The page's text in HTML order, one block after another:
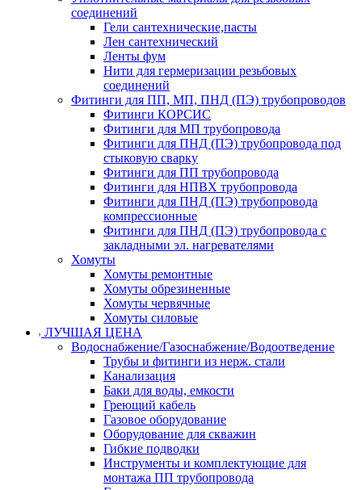
соединений
Гели сантехнические,пасты
Лен сантехнический
Ленты фум
Нити для гермеризации резьбовых
соединений
Фитинги для ПП, МП, ПНД (ПЭ) трубопроводов
Фитинги КОРСИС
Фитинги для МП трубопровода
Фитинги для ПНД (ПЭ) трубопровода под
стыковую сварку
Фитинги для ПП трубопровода
Фитинги для НПВХ трубопровода
Фитинги для ПНД (ПЭ) трубопровода
компрессионные
Фитинги для ПНД (ПЭ) трубопровода с
закладными эл. нагревателями
Хомуты
Хомуты ремонтные
Хомуты обрезиненные
Хомуты червячные
Хомуты силовые
ЛУЧШАЯ ЦЕНА
Водоснабжение/Газоснабжение/Водоотведение
Трубы и фитинги из нерж. стали
Канализация
Баки для воды, емкости
Греющий кабель
Газовое оборудование
Оборудование для скважин
Гибкие подводки
Инструменты и комплектующие для
монтажа ПП трубопровода